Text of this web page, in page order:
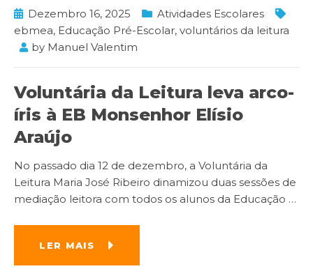
Dezembro 16, 2025
Atividades Escolares
ebmea, Educação Pré-Escolar, voluntários da leitura
by Manuel Valentim
Voluntária da Leitura leva arco-
íris à EB Monsenhor Elísio
Araújo
No passado dia 12 de dezembro, a Voluntária da
Leitura Maria José Ribeiro dinamizou duas sessões de
mediação leitora com todos os alunos da Educação …
LER MAIS